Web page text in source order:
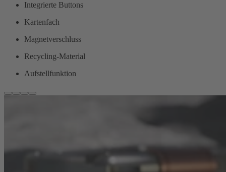
Integrierte Buttons
Kartenfach
Magnetverschluss
Recycling-Material
Aufstellfunktion